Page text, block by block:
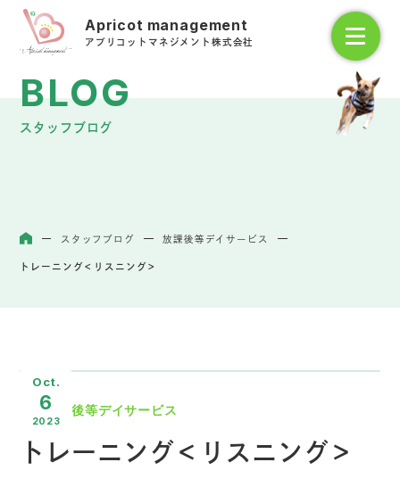
アプリコットマネジメント株式会社
スタッフブログ
ホームスタッフブログ 放課後等デイサービス
トレーニング＜リスニング＞
Oct.
6
2023
放課後等デイサービス
トレーニング＜リスニング＞